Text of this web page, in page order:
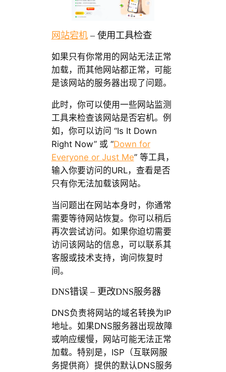
网站宕机– 使用工具检查
如果只有你常用的网站无法正常
加载，而其他网站都正常，可能
是该网站的服务器出现了问题。
此时，你可以使用一些网站监测
工具来检查该网站是否宕机。例
如，你可以访问 “Is It Down
Right Now” 或 “Down for
Everyone or Just Me” 等工具，
输入你要访问的URL，查看是否
只有你无法加载该网站。
当问题出在网站本身时，你通常
需要等待网站恢复。你可以稍后
再次尝试访问。如果你迫切需要
访问该网站的信息，可以联系其
客服或技术支持，询问恢复时
间。
DNS错误 – 更改DNS服务器
DNS负责将网站的域名转换为IP
地址。如果DNS服务器出现故障
或响应缓慢，网站可能无法正常
加载。特别是，ISP（互联网服
务提供商）提供的默认DNS服务